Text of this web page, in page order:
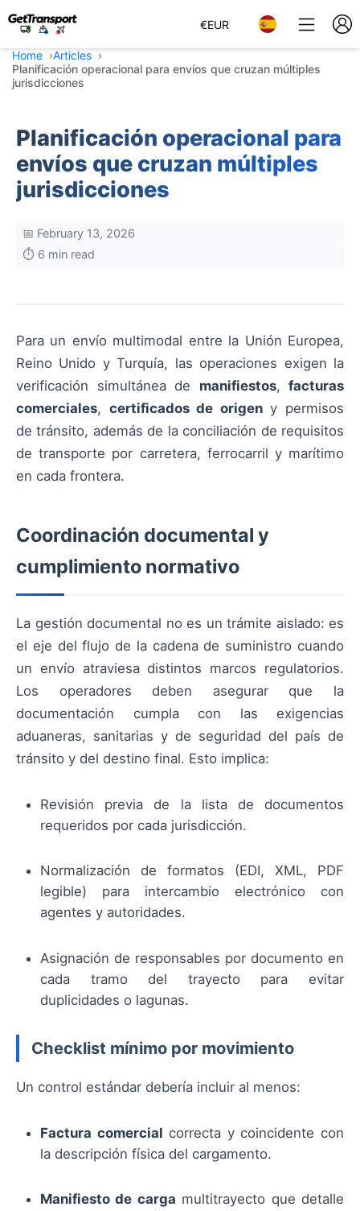
€EUR
Home
Articles
Planificación operacional para envíos que cruzan múltiples
jurisdicciones
Planificación operacional para
envíos que cruzan múltiples
jurisdicciones
📅 February 13, 2026
⏱️ 6 min read
Para un envío multimodal entre la Unión Europea,
Reino Unido y Turquía, las operaciones exigen la
verificación simultánea de manifiestos, facturas
comerciales, certificados de origeny permisos
de tránsito, además de la conciliación de requisitos
de transporte por carretera, ferrocarril y marítimo
en cada frontera.
Coordinación documental y
cumplimiento normativo
La gestión documental no es un trámite aislado: es
el eje del flujo de la cadena de suministro cuando
un envío atraviesa distintos marcos regulatorios.
Los operadores deben asegurar que la
documentación cumpla con las exigencias
aduaneras, sanitarias y de seguridad del país de
tránsito y del destino final. Esto implica:
Revisión previa de la lista de documentos
requeridos por cada jurisdicción.
Normalización de formatos (EDI, XML, PDF
legible) para intercambio electrónico con
agentes y autoridades.
Asignación de responsables por documento en
cada tramo del trayecto para evitar
duplicidades o lagunas.
Checklist mínimo por movimiento
Un control estándar debería incluir al menos:
Factura comercial correcta y coincidente con
la descripción física del cargamento.
Manifiesto de carga multitrayecto que detalle